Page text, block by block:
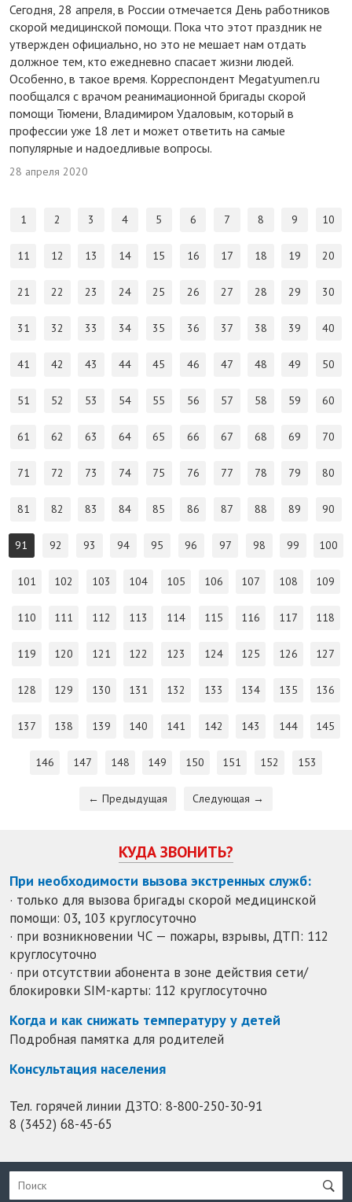
Сегодня, 28 апреля, в России отмечается День работников
скорой медицинской помощи. Пока что этот праздник не
утвержден официально, но это не мешает нам отдать
должное тем, кто ежедневно спасает жизни людей.
Особенно, в такое время. Корреспондент Megatyumen.ru
пообщался с врачом реанимационной бригады скорой
помощи Тюмени, Владимиром Удаловым, который в
профессии уже 18 лет и может ответить на самые
популярные и надоедливые вопросы.
28 апреля 2020
1 2 3 4 5 6 7 8 9 10
11 12 13 14 15 16 17 18 19 20
21 22 23 24 25 26 27 28 29 30
31 32 33 34 35 36 37 38 39 40
41 42 43 44 45 46 47 48 49 50
51 52 53 54 55 56 57 58 59 60
61 62 63 64 65 66 67 68 69 70
71 72 73 74 75 76 77 78 79 80
81 82 83 84 85 86 87 88 89 90
91 92 93 94 95 96 97 98 99 100
101 102 103 104 105 106 107 108 109
110 111 112 113 114 115 116 117 118
119 120 121 122 123 124 125 126 127
128 129 130 131 132 133 134 135 136
137 138 139 140 141 142 143 144 145
146 147 148 149 150 151 152 153
← Предыдущая Следующая →
КУДА ЗВОНИТЬ?
При необходимости вызова экстренных служб:
· только для вызова бригады скорой медицинской
помощи: 03, 103 круглосуточно
· при возникновении ЧС — пожары, взрывы, ДТП: 112
круглосуточно
· при отсутствии абонента в зоне действия сети/
блокировки SIM-карты: 112 круглосуточно
Когда и как снижать температуру у детей
Подробная памятка для родителей
Консультация населения
Тел. горячей линии ДЗТО: 8-800-250-30-91
8 (3452) 68-45-65